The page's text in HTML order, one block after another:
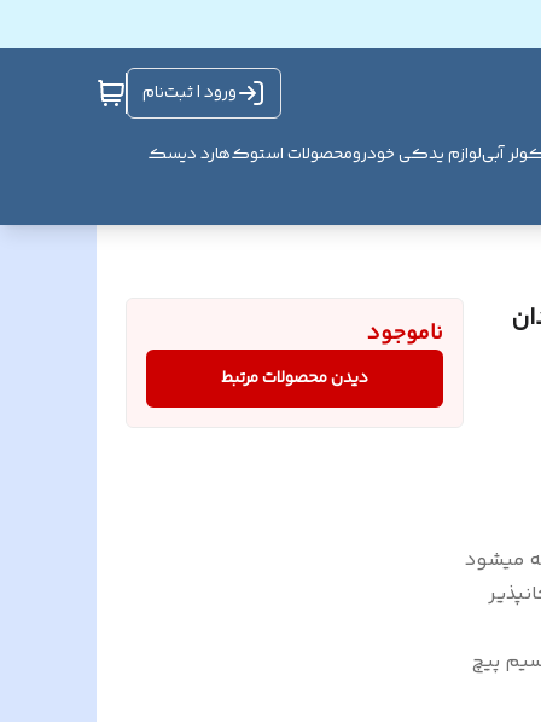
ورود | ثبت‌نام
آبیلوازم یدکی خودرومحصولات استوکهارد دیسک
3/4 اسپادان
میشود
موتور سیم پیچ
ناموجود
دیدن محصولات مرتبط